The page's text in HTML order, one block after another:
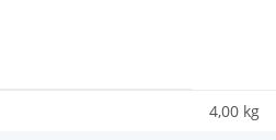
4,00 kg